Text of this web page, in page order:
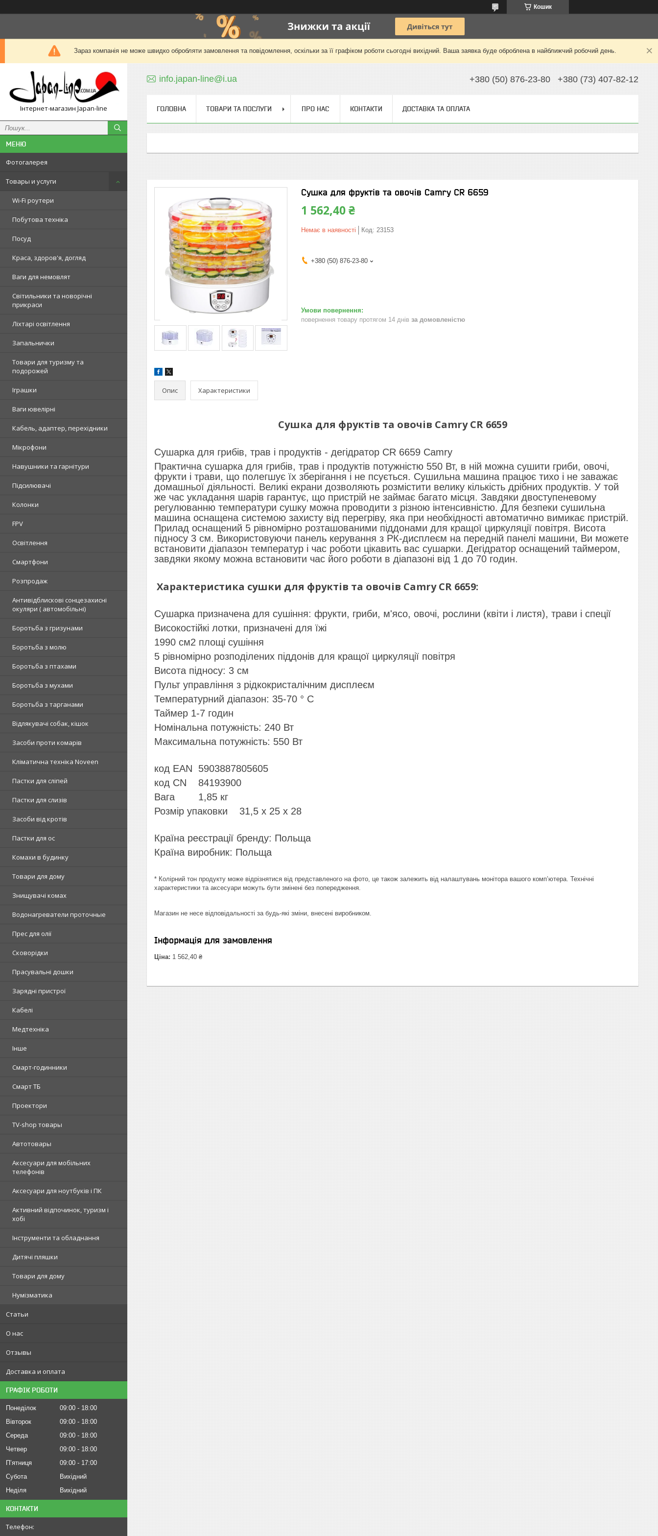
Кошик
Зараз компанія не може швидко обробляти замовлення та повідомлення, оскільки за її графіком роботи сьогодні вихідний. Ваша заявка буде оброблена в найближчий робочий день.
Інтернет-магазин Japan-line
Фотогалерея
Товары и услуги
Wi-Fi роутери
Побутова техніка
Посуд
Краса, здоров'я, догляд
Ваги для немовлят
Світильники та новорічні
прикраси
Ліхтарі освітлення
Запальнички
Товари для туризму та
подорожей
Іграшки
Ваги ювелірні
Кабель, адаптер, перехідники
Мікрофони
Навушники та гарнітури
Підсилювачі
Колонки
FPV
Освітлення
Смартфони
Розпродаж
Антивідблискові сонцезахисні
окуляри ( автомобільні)
Боротьба з гризунами
Боротьба з молю
Боротьба з птахами
Боротьба з мухами
Боротьба з тарганами
Відлякувачі собак, кішок
Засоби проти комарів
Кліматична техніка Noveen
Пастки для сліпей
Пастки для слизів
Засоби від кротів
Пастки для ос
Комахи в будинку
Товари для дому
Знищувачі комах
Водонагреватели проточные
Прес для олії
Сковорідки
Прасувальні дошки
Зарядні пристрої
Кабелі
Медтехніка
Інше
Смарт-годинники
Смарт ТБ
Проектори
TV-shop товары
Автотовары
Аксесуари для мобільних
телефонів
Аксесуари для ноутбуків і ПК
Активний відпочинок, туризм і
хобі
Інструменти та обладнання
Дитячі пляшки
Товари для дому
Нумізматика
Статьи
О нас
Отзывы
Доставка и оплата
ГРАФІК РОБОТИ
Понеділок 09:00
18:00
Вівторок
09:00
18:00
Середа
09:00
18:00
Четвер
09:00
18:00
Пʼятниця
09:00
17:00
Субота
Вихідний
Неділя
Вихідний
КОНТАКТИ
info.japan-line@i.ua +380 (50) 876-23-80 +380 (73) 407-82-12
ГОЛОВНА ТОВАРИ ТА ПОСЛУГИ ПРО НАС КОНТАКТИ ДОСТАВКА ТА ОПЛАТА
Сушка для фруктів та овочів Camry CR 6659
1 562,40 ₴
Немає в наявності Код: 23153
+380 (50) 876-23-80
повернення товару протягом 14 днів за домовленістю
Опис Характеристики
Сушка для фруктів та овочів Camry CR 6659
Сушарка для грибів, трав і продуктів - дегідратор CR 6659 Camry
Практична сушарка для грибів, трав і продуктів потужністю 550 Вт, в ній можна сушити гриби, овочі,
фрукти і трави, що полегшує їх зберігання і не псується. Сушильна машина працює тихо і не заважає
домашньої діяльності. Великі екрани дозволяють розмістити велику кількість дрібних продуктів. У той
же час укладання шарів гарантує, що пристрій не займає багато місця. Завдяки двоступеневому
регулюванню температури сушку можна проводити з різною інтенсивністю. Для безпеки сушильна
машина оснащена системою захисту від перегріву, яка при необхідності автоматично вимикає пристрій.
Прилад оснащений 5 рівномірно розташованими піддонами для кращої циркуляції повітря. Висота
підносу 3 см. Використовуючи панель керування з РК-дисплеєм на передній панелі машини, Ви можете
встановити діапазон температур і час роботи цікавить вас сушарки. Дегідратор оснащений таймером,
завдяки якому можна встановити час його роботи в діапазоні від 1 до 70 годин.
Характеристика сушки для фруктів та овочів Camry CR 6659:
Сушарка призначена для сушіння: фрукти, гриби, м'ясо, овочі, рослини (квіти і листя), трави і спеції
Високостійкі лотки, призначені для їжі
1990 см2 площі сушіння
5 рівномірно розподілених піддонів для кращої циркуляції повітря
Висота підносу: 3 см
Пульт управління з рідкокристалічним дисплеєм
Температурний діапазон: 35-70 ° С
Таймер 1-7 годин
Номінальна потужність: 240 Вт
Максимальна потужність: 550 Вт
код EAN 5903887805605
код CN 84193900
Вага 1,85 кг
Розмір упаковки 31,5 х 25 х 28
Країна реєстрації бренду: Польща
Країна виробник: Польща
* Колірний тон продукту може відрізнятися від представленого на фото, це також залежить від налаштувань монітора вашого комп’ютера. Технічні
характеристики та аксесуари можуть бути змінені без попередження.
Магазин не несе відповідальності за будь-які зміни, внесені виробником.
Інформація для замовлення
Ціна: 1 562,40 ₴